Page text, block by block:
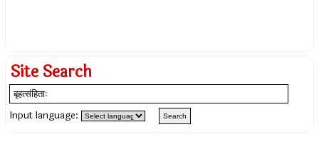
Site Search
Input language: